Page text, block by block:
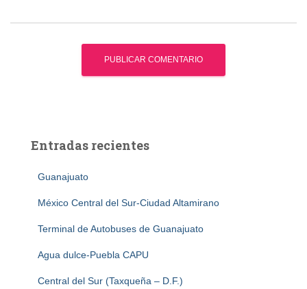
Entradas recientes
Guanajuato
México Central del Sur-Ciudad Altamirano
Terminal de Autobuses de Guanajuato
Agua dulce-Puebla CAPU
Central del Sur (Taxqueña – D.F.)